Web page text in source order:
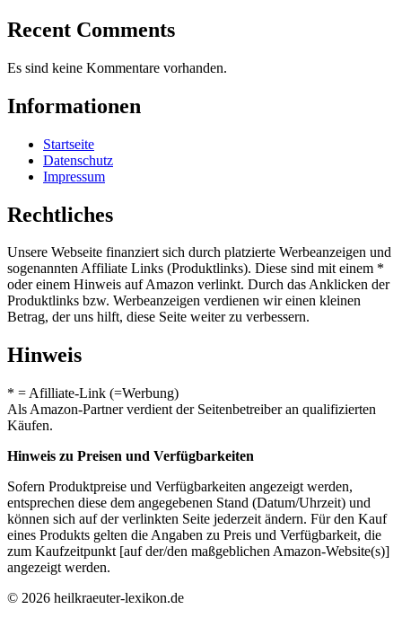
Recent Comments
Es sind keine Kommentare vorhanden.
Informationen
Startseite
Datenschutz
Impressum
Rechtliches
Unsere Webseite finanziert sich durch platzierte Werbeanzeigen und
sogenannten Affiliate Links (Produktlinks). Diese sind mit einem *
oder einem Hinweis auf Amazon verlinkt. Durch das Anklicken der
Produktlinks bzw. Werbeanzeigen verdienen wir einen kleinen
Betrag, der uns hilft, diese Seite weiter zu verbessern.
Hinweis
* = Afilliate-Link (=Werbung)
Als Amazon-Partner verdient der Seitenbetreiber an qualifizierten
Käufen.
Hinweis zu Preisen und Verfügbarkeiten
Sofern Produktpreise und Verfügbarkeiten angezeigt werden,
entsprechen diese dem angegebenen Stand (Datum/Uhrzeit) und
können sich auf der verlinkten Seite jederzeit ändern. Für den Kauf
eines Produkts gelten die Angaben zu Preis und Verfügbarkeit, die
zum Kaufzeitpunkt [auf der/den maßgeblichen Amazon-Website(s)]
angezeigt werden.
© 2026 heilkraeuter-lexikon.de